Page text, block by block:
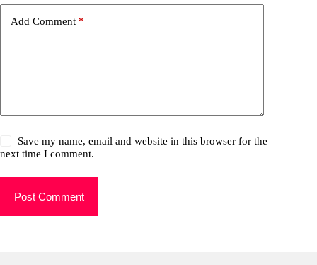
Add Comment *
Save my name, email and website in this browser for the
next time I comment.
Post Comment